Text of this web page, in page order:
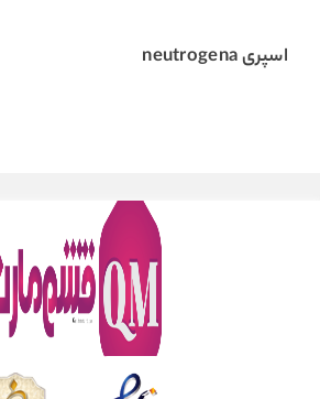
اسپری neutrogena